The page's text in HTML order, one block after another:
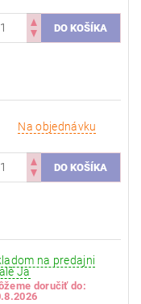
Na objednávku
na predajni
Ja
doručiť do: